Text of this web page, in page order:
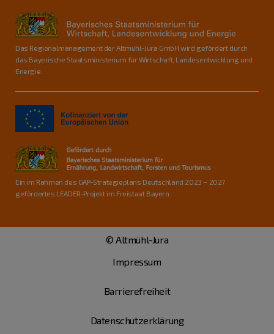
Das Regionalmanagement der Altmühl-Jura GmbH wird gefördert durch
das Bayerische Staatsministerium für Wirtschaft, Landesentwicklung und
Energie.
Ein im Rahmen des GAP-Strategieplans Deutschland 2023 – 2027
gefördertes LEADER-Projekt im Freistaat Bayern.
© Altmühl-Jura
Impressum
Barrierefreiheit
Datenschutzerklärung